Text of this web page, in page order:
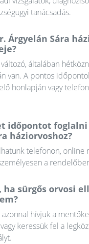
tanácsadás.
Árgyelán Sára
általában
van. A pontos
honlapján vagy
időpontot foglalni
háziorvoshoz?
telefonon, online
a
ha sürgős orvosi
hívjuk a
keressük fel a